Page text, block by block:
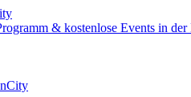
& kostenlose Events in